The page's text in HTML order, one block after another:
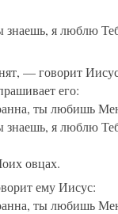
я люблю
— говорит
его:
ты любишь
я люблю
овцах.
ему Иисус:
ты любишь